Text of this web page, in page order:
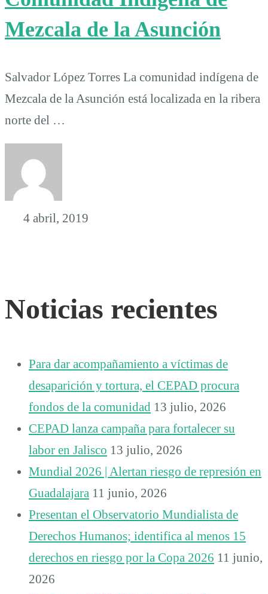
Mezcala de la Asunción
Salvador López Torres La comunidad indígena de
Mezcala de la Asunción está localizada en la ribera
norte del …
4 abril, 2019
Noticias recientes
Para dar acompañamiento a víctimas de
desaparición y tortura, el CEPAD procura
fondos de la comunidad 13 julio, 2026
CEPAD lanza campaña para fortalecer su
labor en Jalisco 13 julio, 2026
Mundial 2026 | Alertan riesgo de represión en
Guadalajara 11 junio, 2026
Presentan el Observatorio Mundialista de
Derechos Humanos; identifica al menos 15
derechos en riesgo por la Copa 2026 11 junio,
2026